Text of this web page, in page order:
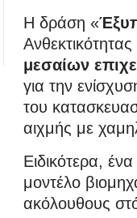
Η δράση «
μεσαίων
για την
του
αιχμής με
Ειδικότερα,
μοντέλο
ακόλουθους